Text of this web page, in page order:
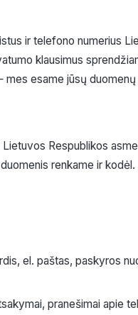
ir telefono numerius
klausimus
esame jūsų
Respublikos
renkame ir kodėl.
el. paštas, paskyros
pranešimai apie